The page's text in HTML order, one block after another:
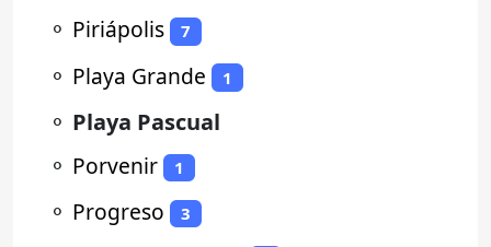
⚬ Piriápolis 7
⚬ Playa Grande 1
⚬ Playa Pascual
⚬ Porvenir 1
⚬ Progreso 3